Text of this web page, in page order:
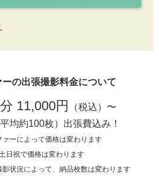
の出張撮影料金について
11,000円
（税込）〜
均約100枚）出張費込み！
ーによって価格は変わります
日祝で価格は変わります
状況によって、納品枚数は変わります